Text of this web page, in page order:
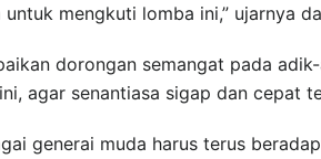
mengkuti lomba ini,” ujarnya
dorongan semangat pada
agar senantiasa sigap dan cepat
generai muda harus terus